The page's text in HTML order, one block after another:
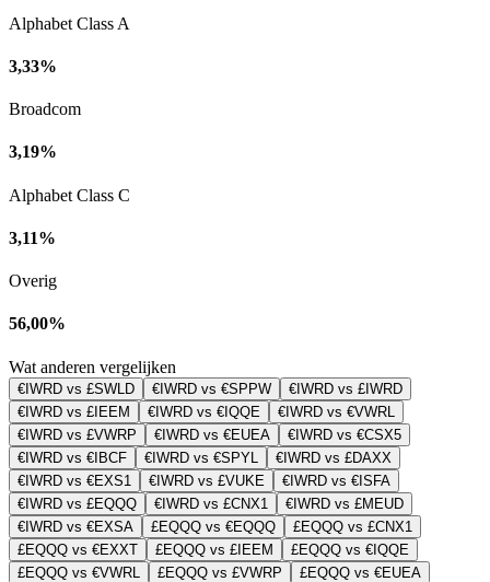
Alphabet Class A
3,33%
Broadcom
3,19%
Alphabet Class C
3,11%
Overig
56,00%
Wat anderen vergelijken
€IWRD vs £SWLD €IWRD vs €SPPW
€IWRD vs £IWRD
€IWRD vs £IEEM
€IWRD vs €IQQE
€IWRD vs €VWRL
€IWRD vs £VWRP
€IWRD vs €EUEA
€IWRD vs €CSX5
€IWRD vs €IBCF
€IWRD vs €SPYL
€IWRD vs £DAXX
€IWRD vs €EXS1
€IWRD vs £VUKE
€IWRD vs €ISFA
€IWRD vs £EQQQ
€IWRD vs £CNX1
€IWRD vs £MEUD
€IWRD vs €EXSA
£EQQQ vs €EQQQ
£EQQQ vs £CNX1
£EQQQ vs €EXXT
£EQQQ vs £IEEM
£EQQQ vs €IQQE
£EQQQ vs €VWRL
£EQQQ vs £VWRP
£EQQQ vs €EUEA